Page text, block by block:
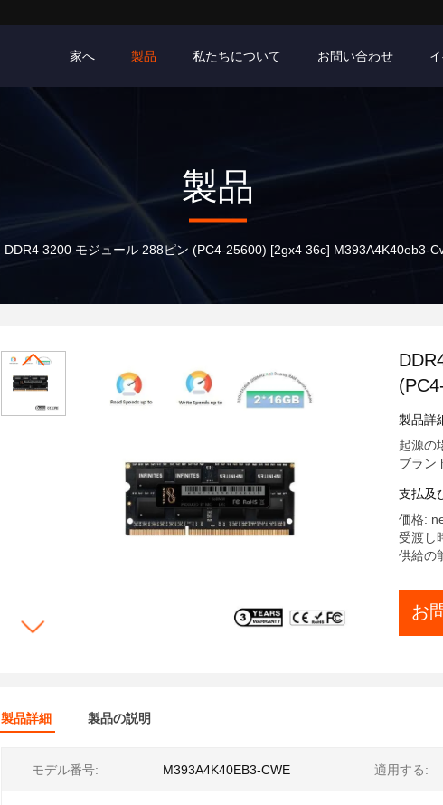
家へ 製品 私たちについて お問い合わせ
製品
DDR4 3200 モジュール 288ピン (PC4-25600) [2gx4 36c] M393A4K40eb3-
2rx4
製品詳
起源の
ブラン
支払及
価格:
受渡し
供給の
お
製品詳細 製品の説明
モデル番号: M393A4K40EB3-CWE 適用する: